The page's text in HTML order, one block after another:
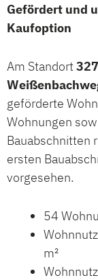
Gefördert und
Kaufoption
Am Standort
geförderte
Wohnungen
Bauabschnitten
ersten
vorgesehen.
54
m²